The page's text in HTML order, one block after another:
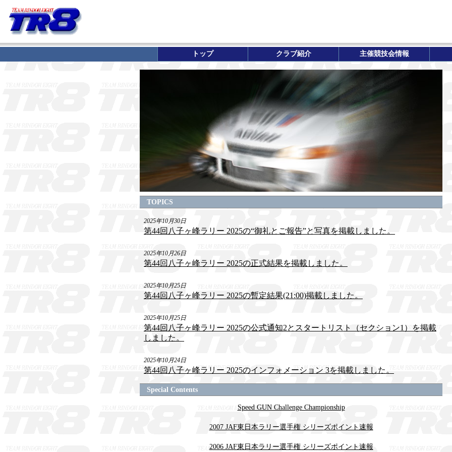
トップ クラブ紹介 主催競技会情報
TOPICS
2025年10月30日
第44回八子ヶ峰ラリー 2025の“御礼とご報告”と写真を掲載しました。
2025年10月26日
第44回八子ヶ峰ラリー 2025の正式結果を掲載しました。
2025年10月25日
第44回八子ヶ峰ラリー 2025の暫定結果(21:00)掲載しました。
2025年10月25日
第44回八子ヶ峰ラリー 2025の公式通知2とスタートリスト（セクション1）を掲載
しました。
2025年10月24日
第44回八子ヶ峰ラリー 2025のインフォメーション 3を掲載しました。
Special Contents
Speed GUN Challenge Championship
2007 JAF東日本ラリー選手権 シリーズポイント速報
2006 JAF東日本ラリー選手権 シリーズポイント速報